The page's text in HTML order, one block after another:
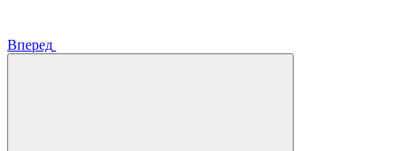
Вперед